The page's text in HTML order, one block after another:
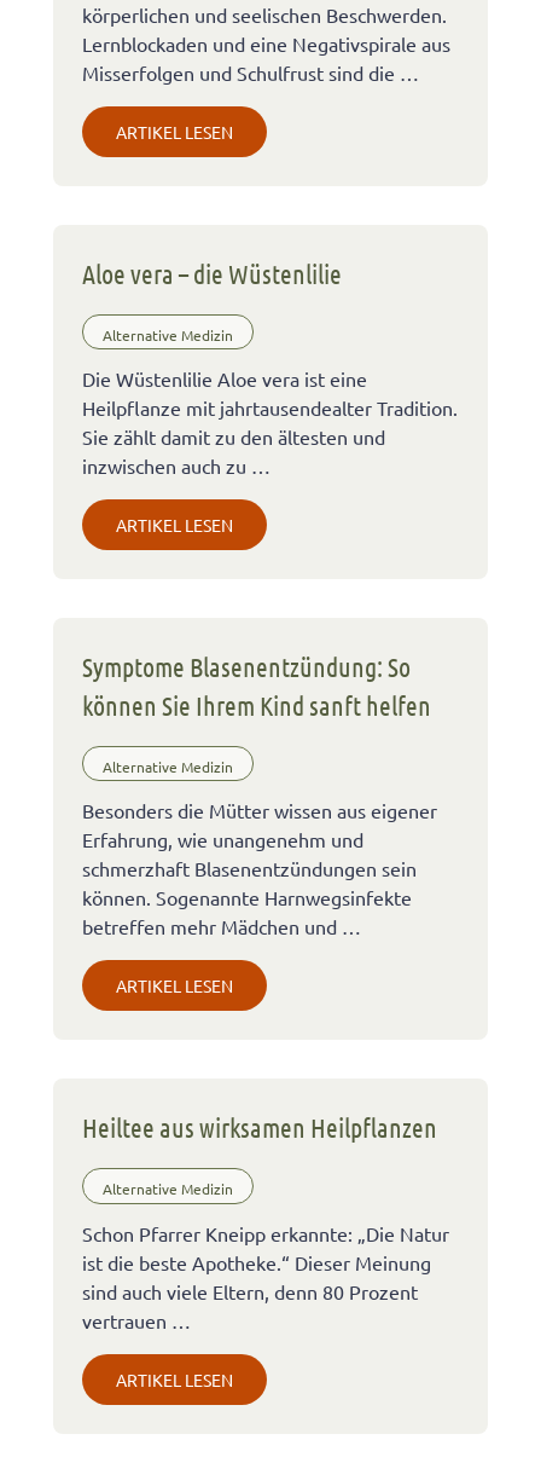
körperlichen und seelischen Beschwerden.
Lernblockaden und eine Negativspirale aus
Misserfolgen und Schulfrust sind die …
ARTIKEL LESEN
Aloe vera – die Wüstenlilie
Alternative Medizin
Die Wüstenlilie Aloe vera ist eine
Heilpflanze mit jahrtausendealter Tradition.
Sie zählt damit zu den ältesten und
inzwischen auch zu …
ARTIKEL LESEN
Symptome Blasenentzündung: So
können Sie Ihrem Kind sanft helfen
Alternative Medizin
Besonders die Mütter wissen aus eigener
Erfahrung, wie unangenehm und
schmerzhaft Blasenentzündungen sein
können. Sogenannte Harnwegsinfekte
betreffen mehr Mädchen und …
ARTIKEL LESEN
Heiltee aus wirksamen Heilpflanzen
Alternative Medizin
Schon Pfarrer Kneipp erkannte: „Die Natur
ist die beste Apotheke.“ Dieser Meinung
sind auch viele Eltern, denn 80 Prozent
vertrauen …
ARTIKEL LESEN